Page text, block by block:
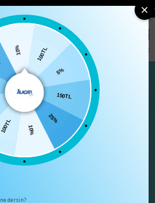
• 🛍️ YENI SEZON ÜRÜNLERINDE 2
10%
100TL
5%
150TL
25%
10%
25%
dersin?